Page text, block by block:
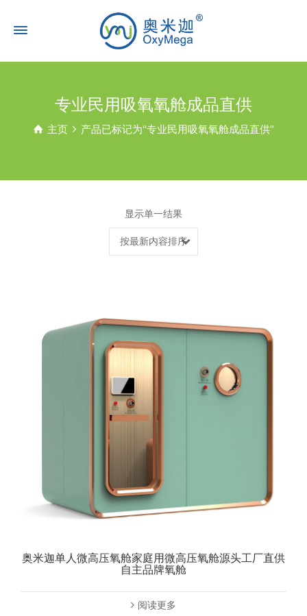
专业民用吸氧氧舱成品直供
主页 产品已标记为“专业民用吸氧氧舱成品直供”
显示单一结果
按最新内容排序
奥米迦单人微高压氧舱家庭用微高压氧舱源头工厂直供
自主品牌氧舱
阅读更多